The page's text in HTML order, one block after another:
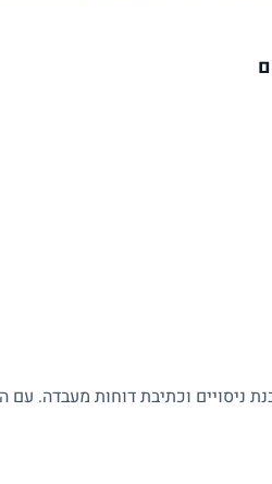
ניסויים וכתיבת דוחות מעבדה.